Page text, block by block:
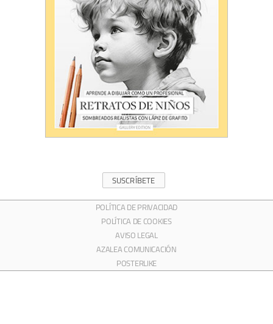
SUSCRÍBETE
POLÍTICA DE PRIVACIDAD
POLÍTICA DE COOKIES
AVISO LEGAL
AZALEA COMUNICACIÓN
POSTERLIKE